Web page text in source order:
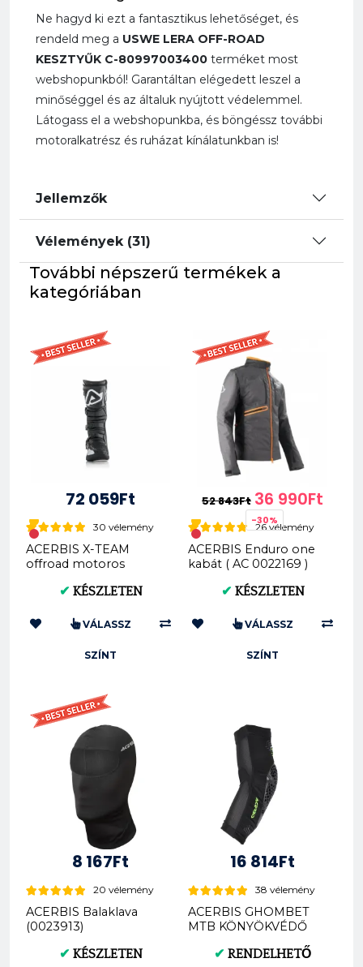
Ne hagyd ki ezt a fantasztikus lehetőséget, és
rendeld meg a USWE LERA OFF-ROAD
KESZTYŰK C-80997003400 terméket most
webshopunkból! Garantáltan elégedett leszel a
minőséggel és az általuk nyújtott védelemmel.
Látogass el a webshopunkba, és böngéssz további
motoralkatrész és ruházat kínálatunkban is!
Jellemzők
Vélemények (31)
További népszerű termékek a
kategóriában
72 059Ft
30 vélemény
ACERBIS X-TEAM
offroad motoros
✔ KÉSZLETEN
VÁLASSZ
SZÍNT
52 843Ft 36 990Ft
-30%
26 vélemény
ACERBIS Enduro one
kabát ( AC 0022169 )
✔ KÉSZLETEN
VÁLASSZ
SZÍNT
8 167Ft
20 vélemény
ACERBIS Balaklava
(0023913)
✔ KÉSZLETEN
16 814Ft
38 vélemény
ACERBIS GHOMBET
MTB KÖNYÖKVÉDŐ
0024879.318
✔ RENDELHETŐ